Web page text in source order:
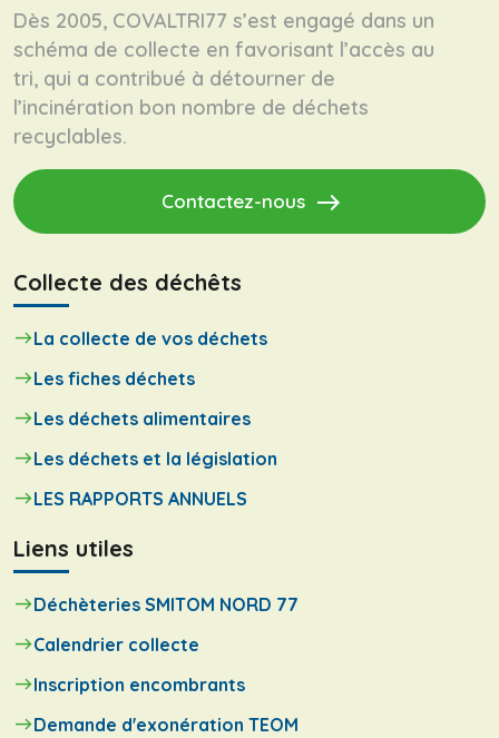
Dès 2005, COVALTRI77 s’est engagé dans un
schéma de collecte en favorisant l’accès au
tri, qui a contribué à détourner de
l’incinération bon nombre de déchets
recyclables.
Contactez-nous east
Collecte des déchêts
La collecte de vos déchets
Les fiches déchets
Les déchets alimentaires
Les déchets et la législation
LES RAPPORTS ANNUELS
Liens utiles
Déchèteries SMITOM NORD 77
Calendrier collecte
Inscription encombrants
Demande d'exonération TEOM